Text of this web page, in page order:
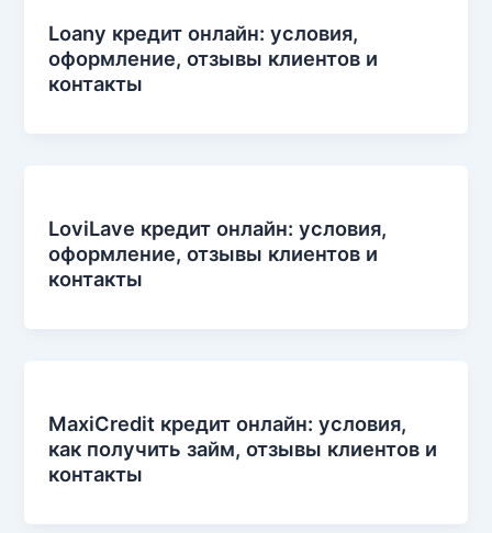
Loany кредит онлайн: условия,
оформление, отзывы клиентов и
контакты
LoviLave кредит онлайн: условия,
оформление, отзывы клиентов и
контакты
MaxiCredit кредит онлайн: условия,
как получить займ, отзывы клиентов и
контакты